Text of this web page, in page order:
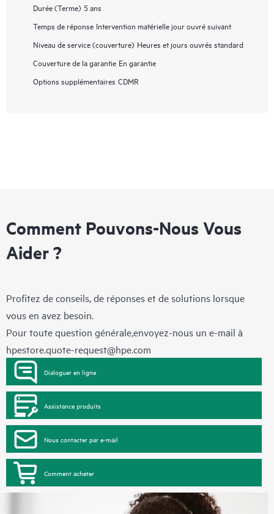
Durée (Terme) 5 ans
Temps de réponse Intervention matérielle jour ouvré suivant
Niveau de service (couverture) Heures et jours ouvrés standard
Couverture de la garantie En garantie
Options supplémentaires CDMR
Comment Pouvons-Nous Vous
Aider ?
Profitez de conseils, de réponses et de solutions lorsque
vous en avez besoin.
Pour toute question générale,envoyez-nous un e-mail à
hpestore.quote-request@hpe.com
Dialoguer en ligne
Assistance produits
Nous contacter par e-mail
Comment acheter